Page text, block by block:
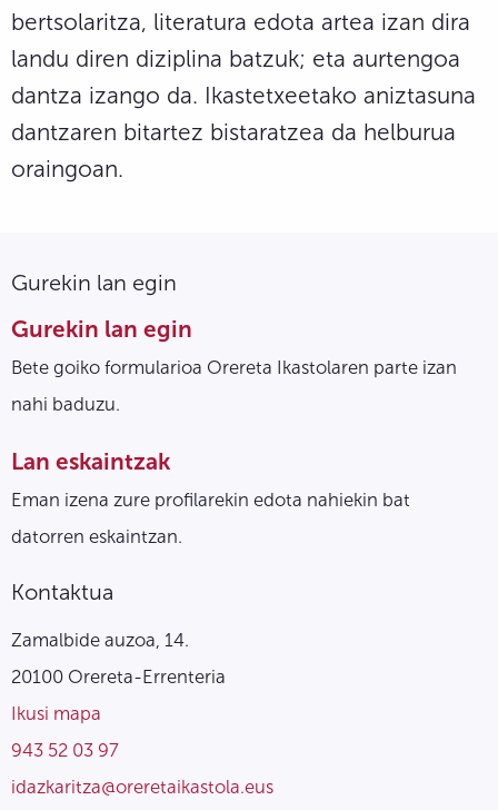
bertsolaritza, literatura edota artea izan dira
landu diren diziplina batzuk; eta aurtengoa
dantza izango da. Ikastetxeetako aniztasuna
dantzaren bitartez bistaratzea da helburua
oraingoan.
Gurekin lan egin
Gurekin lan egin
Bete goiko formularioa Orereta Ikastolaren parte izan
nahi baduzu.
Lan eskaintzak
Eman izena zure profilarekin edota nahiekin bat
datorren eskaintzan.
Kontaktua
Zamalbide auzoa, 14.
20100 Orereta-Errenteria
Ikusi mapa
943 52 03 97
idazkaritza@oreretaikastola.eus